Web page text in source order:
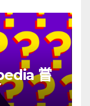
嘗